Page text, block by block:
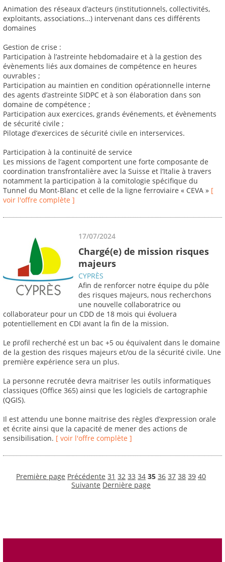
Animation des réseaux d’acteurs (institutionnels, collectivités,
exploitants, associations…) intervenant dans ces différents
domaines
Gestion de crise :
Participation à l’astreinte hebdomadaire et à la gestion des
évènements liés aux domaines de compétence en heures
ouvrables ;
Participation au maintien en condition opérationnelle interne
des agents d’astreinte SIDPC et à son élaboration dans son
domaine de compétence ;
Participation aux exercices, grands événements, et évènements
de sécurité civile ;
Pilotage d’exercices de sécurité civile en interservices.
Participation à la continuité de service
Les missions de l’agent comportent une forte composante de
coordination transfrontalière avec la Suisse et l’Italie à travers
notamment la participation à la comitologie spécifique du
Tunnel du Mont-Blanc et celle de la ligne ferroviaire « CEVA » [
voir l'offre complète ]
17/07/2024
Chargé(e) de mission risques
majeurs
CYPRÈS
Afin de renforcer notre équipe du pôle
des risques majeurs, nous recherchons
une nouvelle collaboratrice ou
collaborateur pour un CDD de 18 mois qui évoluera
potentiellement en CDI avant la fin de la mission.
Le profil recherché est un bac +5 ou équivalent dans le domaine
de la gestion des risques majeurs et/ou de la sécurité civile. Une
première expérience sera un plus.
La personne recrutée devra maitriser les outils informatiques
classiques (Office 365) ainsi que les logiciels de cartographie
(QGIS).
Il est attendu une bonne maitrise des règles d’expression orale
et écrite ainsi que la capacité de mener des actions de
sensibilisation. [ voir l'offre complète ]
Première page Précédente 31 32 33 34 35 36 37 38 39 40
Suivante Dernière page